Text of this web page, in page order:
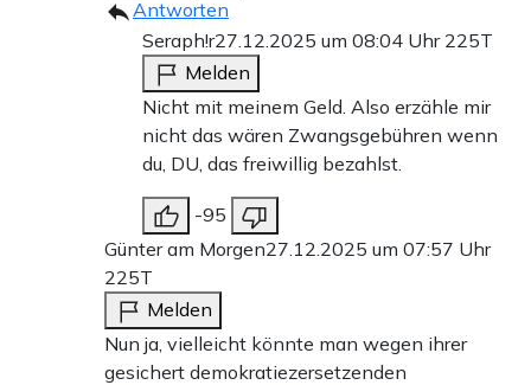
Antworten
Seraph!r27.12.2025 um 08:04 Uhr 225T
Melden
Nicht mit meinem Geld. Also erzähle mir
nicht das wären Zwangsgebühren wenn
du, DU, das freiwillig bezahlst.
-95
Günter am Morgen27.12.2025 um 07:57 Uhr
225T
Melden
Nun ja, vielleicht könnte man wegen ihrer
gesichert demokratiezersetzenden